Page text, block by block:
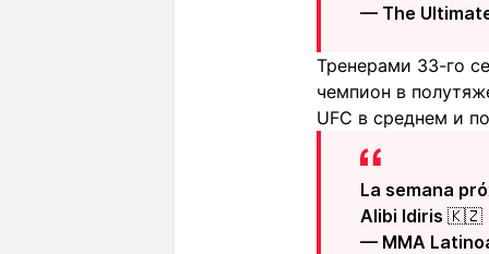
— The
Тренерами 33-го
чемпион в
UFC в среднем и
La semana
Alibi Idiris 🇰🇿
— MMA